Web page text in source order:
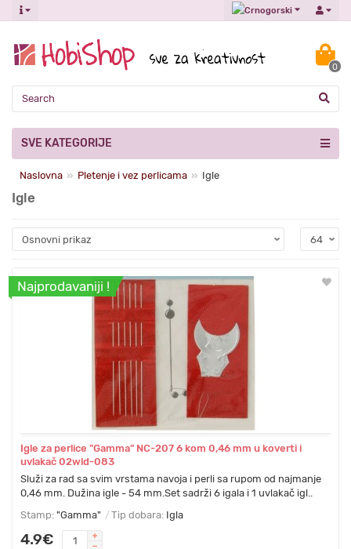
0
SVE KATEGORIJE
Naslovna Pletenje i vez perlicama Igle
Igle
Najprodavaniji !
Igle za perlice "Gamma" NC-207 6 kom 0,46 mm u koverti i
uvlakač 02wld-083
Služi za rad sa svim vrstama navoja i perli sa rupom od najmanje
0,46 mm. Dužina igle - 54 mm.Set sadrži 6 igala i 1 uvlakač igl..
Stamp: "Gamma" Tip dobara: Igla
4.9€